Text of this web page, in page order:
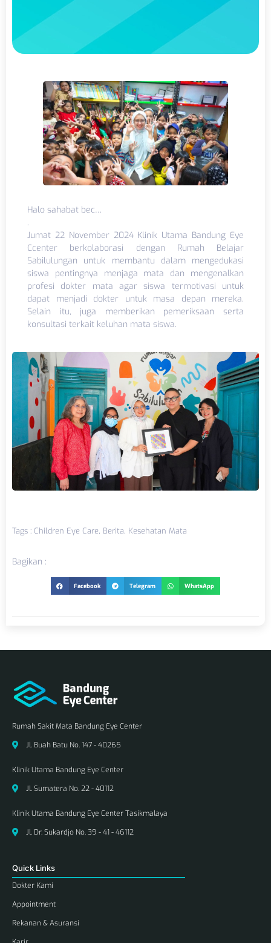
Halo sahabat bec…
.
Jumat 22 November 2024 Klinik Utama Bandung Eye
Ccenter berkolaborasi dengan Rumah Belajar
Sabilulungan untuk membantu dalam mengedukasi
siswa pentingnya menjaga mata dan mengenalkan
profesi dokter mata agar siswa termotivasi untuk
dapat menjadi dokter untuk masa depan mereka.
Selain itu, juga memberikan pemeriksaan serta
konsultasi terkait keluhan mata siswa.
Tags : Children Eye Care, Berita, Kesehatan Mata
Bagikan :
Facebook Telegram WhatsApp
Rumah Sakit Mata Bandung Eye Center
Jl. Buah Batu No. 147 - 40265
Klinik Utama Bandung Eye Center
Jl. Sumatera No. 22 - 40112
Klinik Utama Bandung Eye Center Tasikmalaya
Jl. Dr. Sukardjo No. 39 - 41 - 46112
Quick Links
Dokter Kami
Appointment
Rekanan & Asuransi